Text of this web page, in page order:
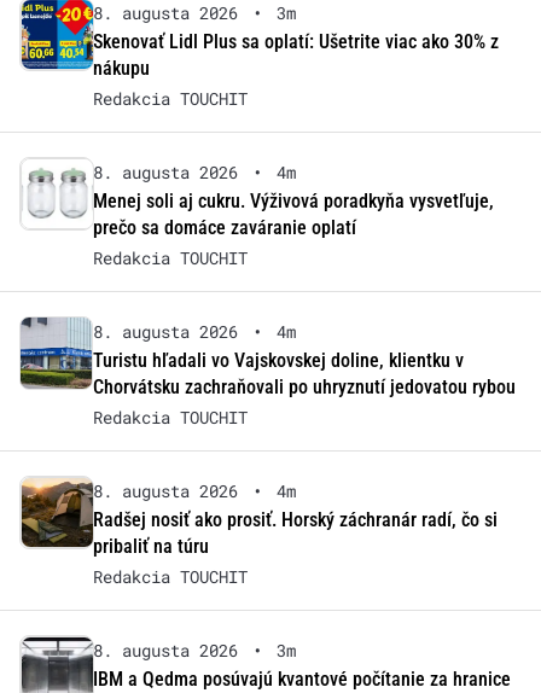
8. augusta 2026 •
3m
Skenovať Lidl Plus sa oplatí: Ušetrite viac ako 30% z
nákupu
Redakcia TOUCHIT
8. augusta 2026 •
4m
Menej soli aj cukru. Výživová poradkyňa vysvetľuje,
prečo sa domáce zaváranie oplatí
Redakcia TOUCHIT
8. augusta 2026 •
4m
Turistu hľadali vo Vajskovskej doline, klientku v
Chorvátsku zachraňovali po uhryznutí jedovatou rybou
Redakcia TOUCHIT
8. augusta 2026 •
4m
Radšej nosiť ako prosiť. Horský záchranár radí, čo si
pribaliť na túru
Redakcia TOUCHIT
8. augusta 2026 •
3m
IBM a Qedma posúvajú kvantové počítanie za hranice